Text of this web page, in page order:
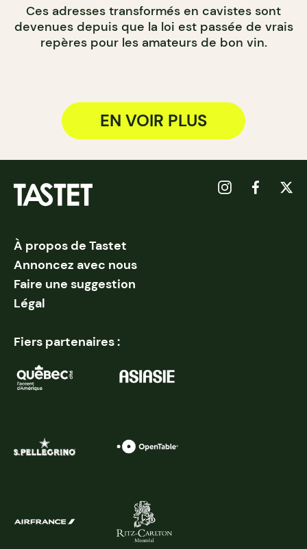
Ces adresses transformés en cavistes sont
devenues depuis que la loi est passée de vrais
repères pour les amateurs de bon vin.
EN VOIR PLUS
À propos de Tastet
Annoncez avec nous
Faire une suggestion
Légal
Fiers partenaires :